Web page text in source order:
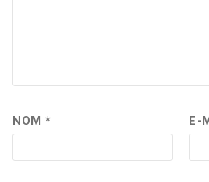
NOM* E-